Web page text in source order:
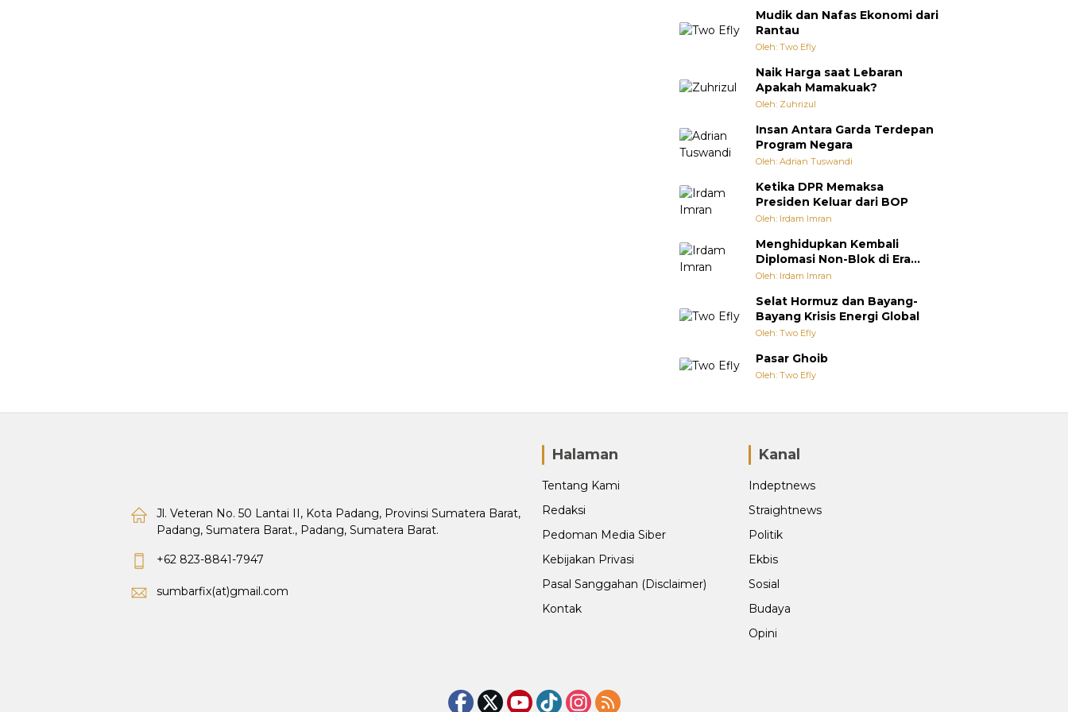
Mudik dan Nafas Ekonomi dari
Rantau
Oleh: Two Efly
Naik Harga saat Lebaran
Apakah Mamakuak?
Oleh: Zuhrizul
Insan Antara Garda Terdepan
Program Negara
Oleh: Adrian Tuswandi
Ketika DPR Memaksa
Presiden Keluar dari BOP
Oleh: Irdam Imran
Menghidupkan Kembali
Diplomasi Non-Blok di Era
Multipolar
Oleh: Irdam Imran
Selat Hormuz dan Bayang-
Bayang Krisis Energi Global
Oleh: Two Efly
Pasar Ghoib
Oleh: Two Efly
Jl. Veteran No. 50 Lantai II, Kota Padang, Provinsi Sumatera Barat,
Padang, Sumatera Barat., Padang, Sumatera Barat.
+62 823-8841-7947
sumbarfix(at)gmail.com
Halaman
Tentang Kami
Redaksi
Pedoman Media Siber
Kebijakan Privasi
Pasal Sanggahan (Disclaimer)
Kontak
Kanal
Indeptnews
Straightnews
Politik
Ekbis
Sosial
Budaya
Opini